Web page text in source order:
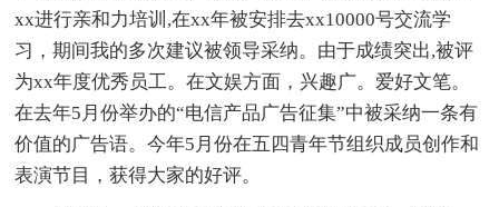
xx进行亲和力培训,在xx年被安排去xx10000号交流学
习，期间我的多次建议被领导采纳。由于成绩突出,被评
为xx年度优秀员工。在文娱方面，兴趣广。爱好文笔。
在去年5月份举办的“电信产品广告征集”中被采纳一条有
价值的广告语。今年5月份在五四青年节组织成员创作和
表演节目，获得大家的好评。